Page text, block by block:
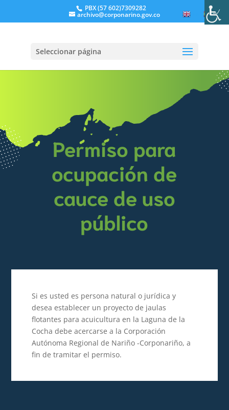
PBX (57 602)7309282
archivo@corponarino.gov.co
Seleccionar página
Permiso para
ocupación de
cauce de uso
público
Si es usted es persona natural o jurídica y
desea establecer un proyecto de jaulas
flotantes para acuicultura en la Laguna de la
Cocha debe acercarse a la Corporación
Autónoma Regional de Nariño -Corponariño, a
fin de tramitar el permiso.
ES